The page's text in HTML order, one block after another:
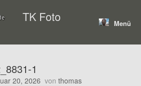
TK Foto Menü
1
20, 2026 von thomas